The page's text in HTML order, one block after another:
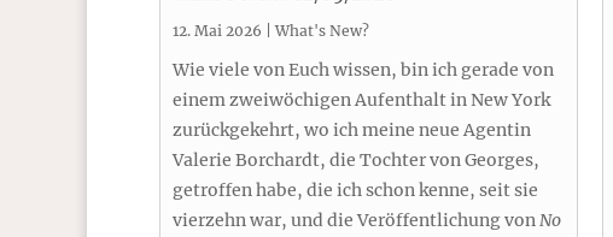
12. Mai 2026 |What's New?
Wie viele von Euch wissen, bin ich gerade von
einem zweiwöchigen Aufenthalt in New York
zurückgekehrt, wo ich meine neue Agentin
Valerie Borchardt, die Tochter von Georges,
getroffen habe, die ich schon kenne, seit sie
vierzehn war, und die Veröffentlichung vonNo